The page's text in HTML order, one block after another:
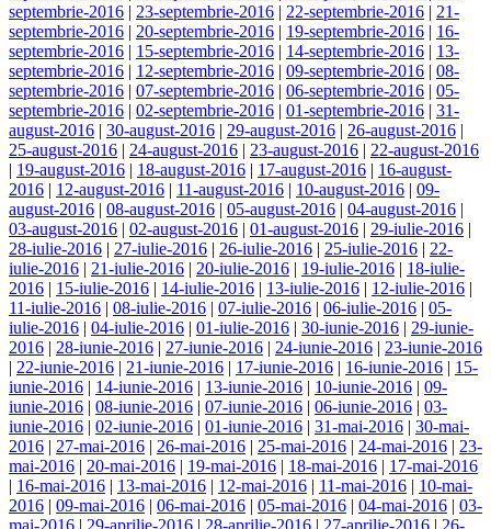
septembrie-2016 | 23-septembrie-2016 | 22-septembrie-2016 | 21-
septembrie-2016 | 20-septembrie-2016 | 19-septembrie-2016 | 16-
septembrie-2016 | 15-septembrie-2016 | 14-septembrie-2016 | 13-
septembrie-2016 | 12-septembrie-2016 | 09-septembrie-2016 | 08-
septembrie-2016 | 07-septembrie-2016 | 06-septembrie-2016 | 05-
septembrie-2016 | 02-septembrie-2016 | 01-septembrie-2016 | 31-
august-2016 | 30-august-2016 | 29-august-2016 | 26-august-2016 |
25-august-2016 | 24-august-2016 | 23-august-2016 | 22-august-2016
| 19-august-2016 | 18-august-2016 | 17-august-2016 | 16-august-
2016 | 12-august-2016 | 11-august-2016 | 10-august-2016 | 09-
august-2016 | 08-august-2016 | 05-august-2016 | 04-august-2016 |
03-august-2016 | 02-august-2016 | 01-august-2016 | 29-iulie-2016 |
28-iulie-2016 | 27-iulie-2016 | 26-iulie-2016 | 25-iulie-2016 | 22-
iulie-2016 | 21-iulie-2016 | 20-iulie-2016 | 19-iulie-2016 | 18-iulie-
2016 | 15-iulie-2016 | 14-iulie-2016 | 13-iulie-2016 | 12-iulie-2016 |
11-iulie-2016 | 08-iulie-2016 | 07-iulie-2016 | 06-iulie-2016 | 05-
iulie-2016 | 04-iulie-2016 | 01-iulie-2016 | 30-iunie-2016 | 29-iunie-
2016 | 28-iunie-2016 | 27-iunie-2016 | 24-iunie-2016 | 23-iunie-2016
| 22-iunie-2016 | 21-iunie-2016 | 17-iunie-2016 | 16-iunie-2016 | 15-
iunie-2016 | 14-iunie-2016 | 13-iunie-2016 | 10-iunie-2016 | 09-
iunie-2016 | 08-iunie-2016 | 07-iunie-2016 | 06-iunie-2016 | 03-
iunie-2016 | 02-iunie-2016 | 01-iunie-2016 | 31-mai-2016 | 30-mai-
2016 | 27-mai-2016 | 26-mai-2016 | 25-mai-2016 | 24-mai-2016 | 23-
mai-2016 | 20-mai-2016 | 19-mai-2016 | 18-mai-2016 | 17-mai-2016
| 16-mai-2016 | 13-mai-2016 | 12-mai-2016 | 11-mai-2016 | 10-mai-
2016 | 09-mai-2016 | 06-mai-2016 | 05-mai-2016 | 04-mai-2016 | 03-